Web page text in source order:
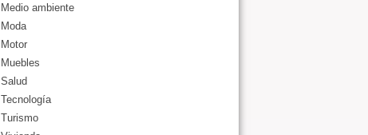
Medio ambiente
Moda
Motor
Muebles
Salud
Tecnología
Turismo